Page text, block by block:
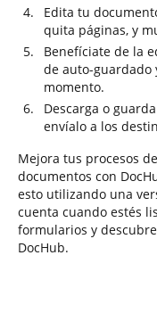
Edita tu
quita páginas, y
Benefíciate de la
de auto-guardado
momento.
Descarga o
envíalo a los
Mejora tus procesos
documentos con
esto utilizando una
cuenta cuando estés
formularios y
DocHub.